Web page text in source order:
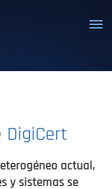
SSL/TLS confiables
DigiCert
actual,
y sistemas se